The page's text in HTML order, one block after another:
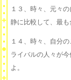
１３、時々、元々
静に比較して、最も
１４、時々、自分
ライバルの人々が
よ。